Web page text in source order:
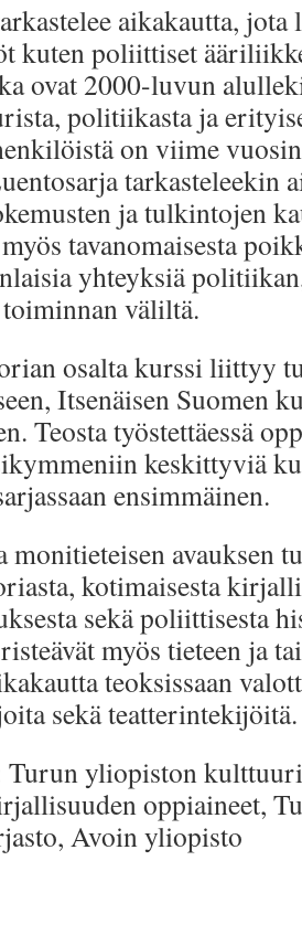
aikakautta, jota
kuten poliittiset
ovat 2000-luvun
politiikasta ja
on viime
tarkasteleekin
ja tulkintojen
tavanomaisesta
yhteyksiä
väliltä.
osalta kurssi liittyy
Itsenäisen Suomen
Teosta työstettäessä
keskittyviä
ensimmäinen.
monitieteisen avauksen
kotimaisesta
sekä poliittisesta
myös tieteen ja
teoksissaan
sekä teatterintekijöitä.
Turun yliopiston
oppiaineet,
Avoin yliopisto